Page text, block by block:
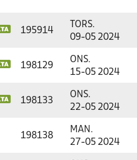
195914
TORS.
09-05 2024
198129
ONS.
15-05 2024
198133
ONS.
22-05 2024
198138
MAN.
27-05 2024